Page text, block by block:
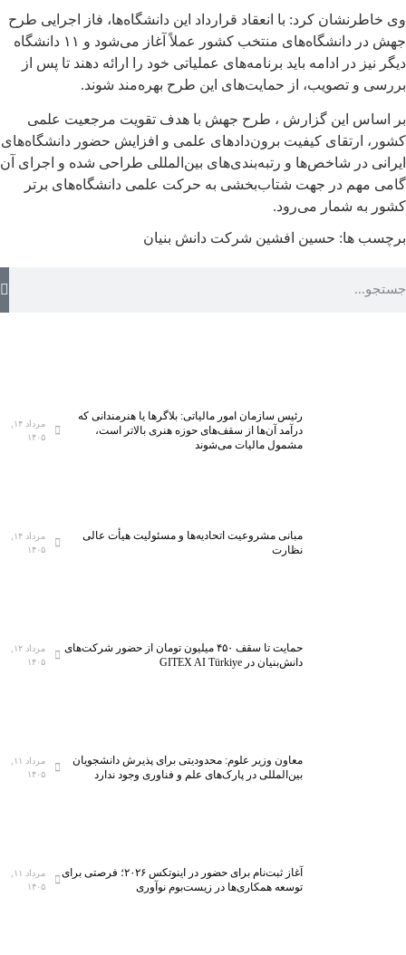
وی خاطرنشان کرد: با انعقاد قرارداد این دانشگاه‌ها، فاز اجرایی طرح
جهش در دانشگاه‌های منتخب کشور عملاً آغاز می‌شود و ۱۱ دانشگاه
دیگر نیز در ادامه باید برنامه‌های عملیاتی خود را ارائه دهند تا پس از
بررسی و تصویب، از حمایت‌های این طرح بهره‌مند شوند.
بر اساس این گزارش ، طرح جهش با هدف تقویت مرجعیت علمی
کشور، ارتقای کیفیت برون‌دادهای علمی و افزایش حضور دانشگاه‌های
ایرانی در شاخص‌ها و رتبه‌بندی‌های بین‌المللی طراحی شده و اجرای آن
گامی مهم در جهت شتاب‌بخشی به حرکت علمی دانشگاه‌های برتر
کشور به شمار می‌رود.
برچسب ها: حسین افشین شرکت دانش بنیان
رئیس سازمان امور مالیاتی: بلاگر‌ها یا هنرمندانی که
درآمد آن‌ها از سقف‌های حوزه هنری بالاتر است،
مشمول مالیات می‌شوند
۱۴۰۵
مبانی مشروعیت اتحادیه‌ها و مسئولیت هیأت عالی
نظارت
۱۴۰۵
حمایت تا سقف ۴۵۰ میلیون تومان از حضور شرکت‌های
دانش‌بنیان در GITEX AI Türkiye
۱۴۰۵
معاون وزیر علوم: محدودیتی برای پذیرش دانشجویان
بین‌المللی در پارک‌های علم و فناوری وجود ندارد
۱۴۰۵
آغاز ثبت‌نام برای حضور در اینوتکس ۲۰۲۶؛ فرصتی برای
توسعه همکاری‌ها در زیست‌بوم نوآوری
۱۴۰۵